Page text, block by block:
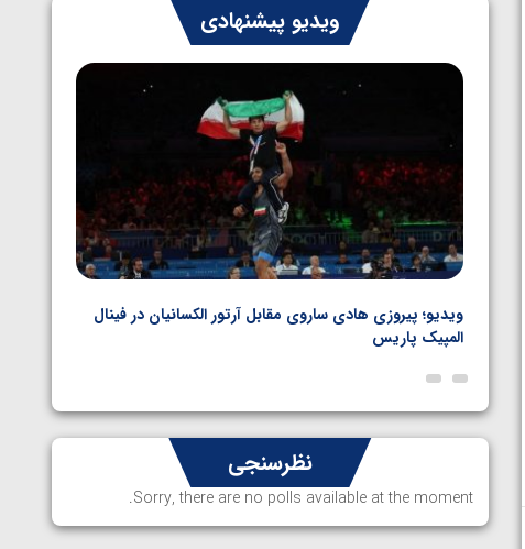
ویدیو پیشنهادی
ویدیو؛ پیروزی هادی ساروی مقابل آرتور الکسانیان در فینال
المپیک پاریس
نظرسنجی
Sorry, there are no polls available at the moment.